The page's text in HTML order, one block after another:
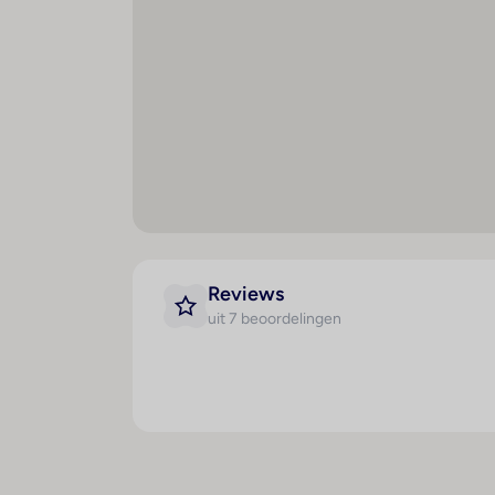
balkon of terras
1-persoonskamer, 1-1 pers
Reviews
uit 7 beoordelingen